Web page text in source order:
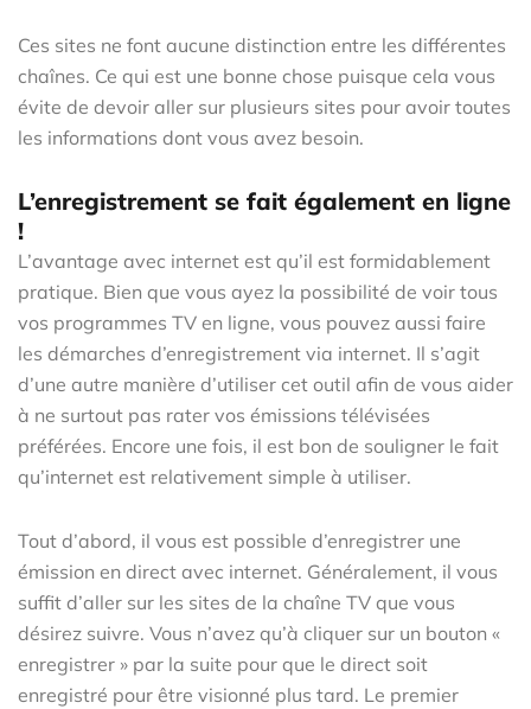
Ces sites ne font aucune distinction entre les différentes
chaînes. Ce qui est une bonne chose puisque cela vous
évite de devoir aller sur plusieurs sites pour avoir toutes
les informations dont vous avez besoin.
L’enregistrement se fait également en ligne
!
L’avantage avec internet est qu’il est formidablement
pratique. Bien que vous ayez la possibilité de voir tous
vos programmes TV en ligne, vous pouvez aussi faire
les démarches d’enregistrement via internet. Il s’agit
d’une autre manière d’utiliser cet outil afin de vous aider
à ne surtout pas rater vos émissions télévisées
préférées. Encore une fois, il est bon de souligner le fait
qu’internet est relativement simple à utiliser.
Tout d’abord, il vous est possible d’enregistrer une
émission en direct avec internet. Généralement, il vous
suffit d’aller sur les sites de la chaîne TV que vous
désirez suivre. Vous n’avez qu’à cliquer sur un bouton «
enregistrer » par la suite pour que le direct soit
enregistré pour être visionné plus tard. Le premier